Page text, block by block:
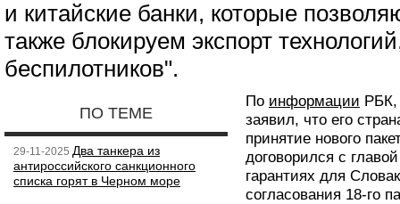
и китайские банки, которые
также блокируем экспорт
беспилотников".
ПО ТЕМЕ
29-11-2025 Два танкера из
антироссийского санкционного
списка горят в Черном море
По информации РБК,
заявил, что его
принятие нового
договорился с
гарантиях для
согласования 18-го